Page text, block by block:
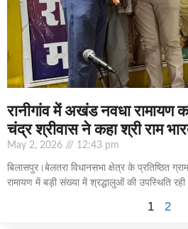
रानीगांव में अखंड नवधा रामायण
चंद्र श्रीवास ने कहा श्री राम
May 2, 2026 12:43 pm
बिलासपुर।बेलतरा विधानसभा क्षेत्र के प्रतिष्ठित
रामायण में बड़ी संख्या में श्रद्धालुओं की उपस्थिति
1 2